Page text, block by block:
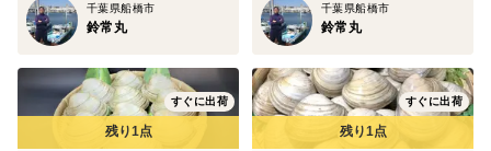
千葉県船橋市
鈴常丸
千葉県船橋市
鈴常丸
すぐに出荷 すぐに出荷